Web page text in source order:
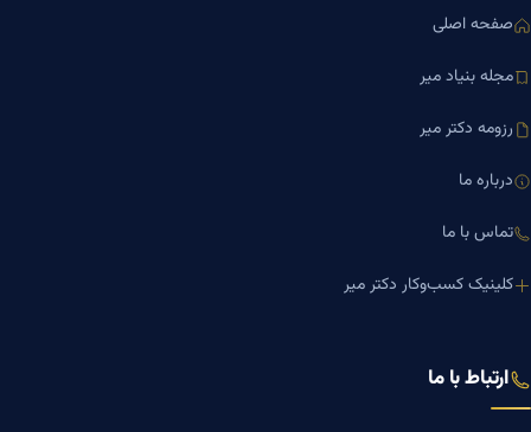
صفحه اصلی
مجله بنیاد میر
رزومه دکتر میر
درباره ما
تماس با ما
کلینیک کسب‌وکار دکتر میر
ارتباط با ما